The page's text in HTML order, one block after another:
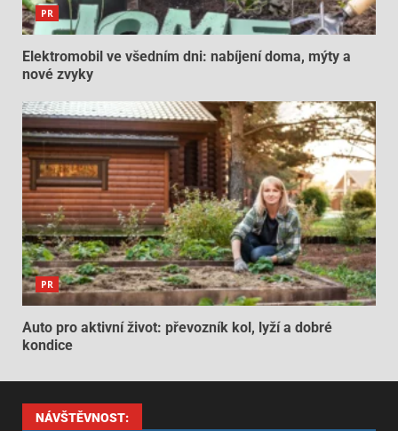
PR
Elektromobil ve všedním dni: nabíjení doma, mýty a
nové zvyky
PR
Auto pro aktivní život: převozník kol, lyží a dobré
kondice
NÁVŠTĚVNOST: